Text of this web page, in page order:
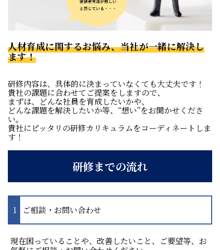
人材育成に関するお悩み、当社が一緒に解決し
ます！
研修内容は、具体的に決まっていなくても大丈夫です！
貴社の課題に合わせてご提案をしますので、
まずは、どんな社員を育成したいかや、
どんな課題を解決したいか等、“想い”をお聞かせくださ
い。
貴社にピッタリの研修カリキュラムをコーディネートしま
す！
研修までの流れ
ご相談・お問い合わせ
現在困っていることや、改善したいこと、ご要望等、お